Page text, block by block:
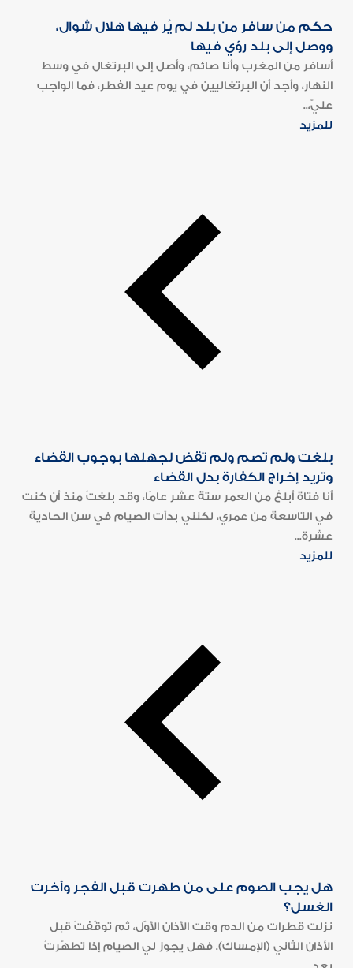
حكم من سافر من بلد لم يُر فيها هلال شوال،
ووصل إلى بلد رؤي فيها
أسافر من المغرب وأنا صائم، وأصل إلى البرتغال في وسط
النهار، وأجد أن البرتغاليين في يوم عيد الفطر، فما الواجب
عليّ،..
للمزيد
بلغت ولم تصم ولم تقض لجهلها بوجوب القضاء
وتريد إخراج الكفارة بدل القضاء
أنا فتاة أبلغ من العمر ستة عشر عامًا، وقد بلغتُ منذ أن كنت
في التاسعة من عمري، لكنني بدأت الصيام في سن الحادية
عشرة...
للمزيد
هل يجب الصوم على من طهرت قبل الفجر وأخرت
الغسل؟
نزلت قطرات من الدم وقت الأذان الأوّل، ثم توقّفتْ قبل
الأذان الثاني (الإمساك). فهل يجوز لي الصيام إذا تطهّرتُ